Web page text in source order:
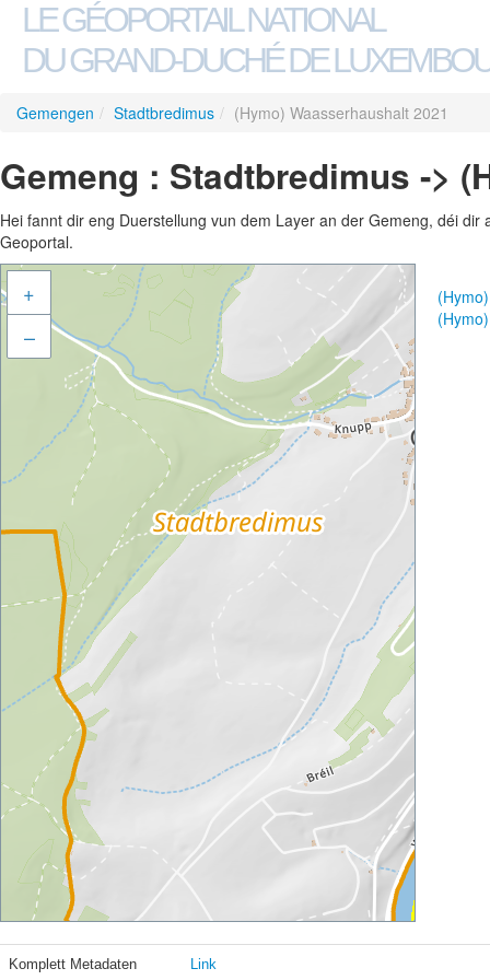
LE GÉOPORTAIL NATIONAL
DU GRAND-DUCHÉ DE
Gemengen / Stadtbredimus / (Hymo) Waasserhaushalt 2021
Gemeng : Stadtbredimus ->
Hei fannt dir eng Duerstellung vun dem Layer an der Gemeng, déi
Geoportal.
+
–
Komplett Metadaten Link